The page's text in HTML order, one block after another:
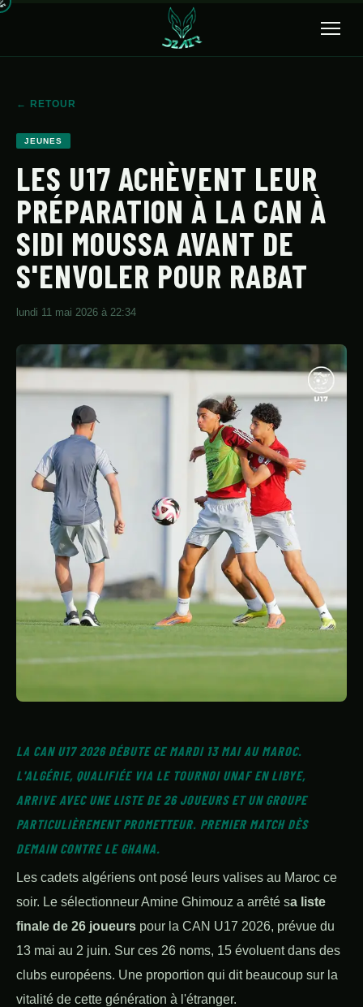
ACCUEIL
SÉLECTION
TRANSFERTS
CLUBS
STATISTIQUES
GALERIE
À PROPOS
CONTACT
← RETOUR
JEUNES
LES U17 ACHÈVENT LEUR
PRÉPARATION À LA CAN À
SIDI MOUSSA AVANT DE
S'ENVOLER POUR RABAT
lundi 11 mai 2026 à 22:34
LA CAN U17 2026 DÉBUTE CE MARDI 13 MAI AU MAROC.
L'ALGÉRIE, QUALIFIÉE VIA LE TOURNOI UNAF EN LIBYE,
ARRIVE AVEC UNE LISTE DE 26 JOUEURS ET UN GROUPE
PARTICULIÈREMENT PROMETTEUR. PREMIER MATCH DÈS
DEMAIN CONTRE LE GHANA.
Les cadets algériens ont posé leurs valises au Maroc ce
soir. Le sélectionneur Amine Ghimouz a arrêté sa liste
finale de 26 joueurs pour la CAN U17 2026, prévue du
13 mai au 2 juin. Sur ces 26 noms, 15 évoluent dans des
clubs européens. Une proportion qui dit beaucoup sur la
vitalité de cette génération à l'étranger.